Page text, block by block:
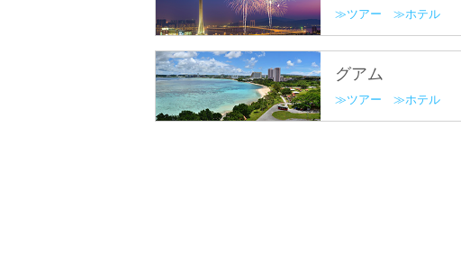
ツアー ホテル
グアム
ツアー ホテル